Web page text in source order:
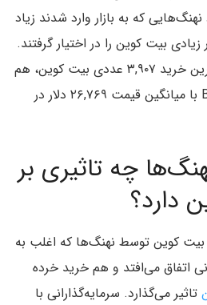
که به بازار وارد شدند زیاد
بیت کوین را در اختیار گرفتند.
مایکرو استراتژی پس از آخرین خرید ۳,۹۰۷ عددی بیت کوین، هم
اکنون در حدود ۱۰۸,۹۹۲ BTC با میانگین قیمت ۲۶,۷۶۹ دلار در
چه تاثیری بر
دارد؟
کوین توسط نهنگ‌ها که اغلب به
اتفاق می‌افتد و هم خرید خرده
تاثیر می‌گذارد. سرمایه‌گذارانی با